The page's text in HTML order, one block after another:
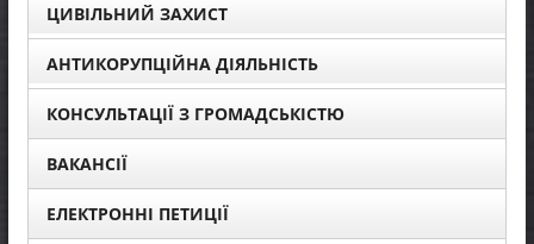
ЦИВІЛЬНИЙ ЗАХИСТ
АНТИКОРУПЦІЙНА ДІЯЛЬНІСТЬ
КОНСУЛЬТАЦІЇ З ГРОМАДСЬКІСТЮ
ВАКАНСІЇ
ЕЛЕКТРОННІ ПЕТИЦІЇ